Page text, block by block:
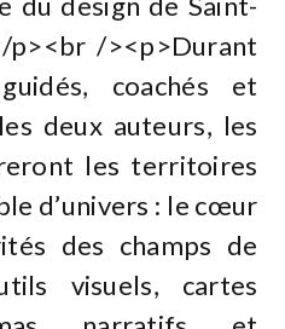
p><br /><p>Durant
coachés et
deux auteurs, les
les territoires
d’univers : le cœur
des champs de
visuels, cartes